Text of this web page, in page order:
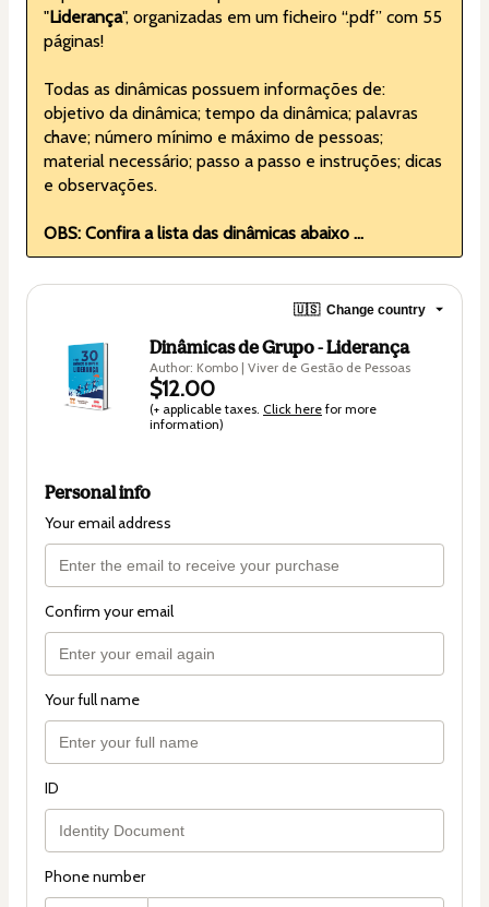
"Liderança", organizadas em um ficheiro “.pdf” com 55
páginas!
Todas as dinâmicas possuem informações de:
objetivo da dinâmica; tempo da dinâmica; palavras
chave; número mínimo e máximo de pessoas;
material necessário; passo a passo e instruções; dicas
e observações.
OBS: Confira a lista das dinâmicas abaixo ...
🇺🇸 Change country
Dinâmicas de Grupo - Liderança
Author: Kombo | Viver de Gestão de Pessoas
$12.00
(+ applicable taxes. Click here for more
information)
Personal info
Your email address
Confirm your email
Your full name
ID
Phone number